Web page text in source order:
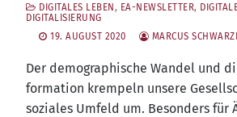
DIGITALES LEBEN, EA-NEWSLETTER,
DIGITALISIERUNG
19. AUGUST 2020
MARCUS
Der demo­gra­phi­sche Wan­del und
for­ma­ti­on krem­peln unse­re
sozia­les Umfeld um. Beson­ders für